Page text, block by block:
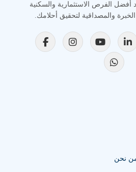
أفضل الفرص الاستثمارية والسكنية
والمصداقية لتحقيق أحلامك.
نحن